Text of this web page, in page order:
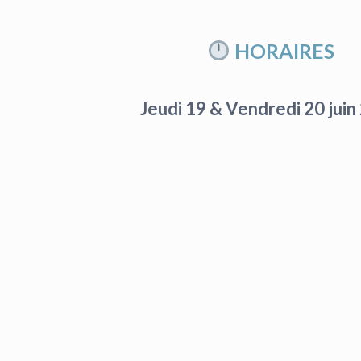
HORAIRES
Jeudi 19 &Vendredi 20 juin